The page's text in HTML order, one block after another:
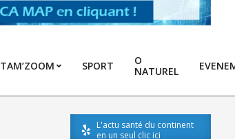
TAM’ZOOM SPORT
O
NATUREL
L'actu santé du continent
en un seul clic ici